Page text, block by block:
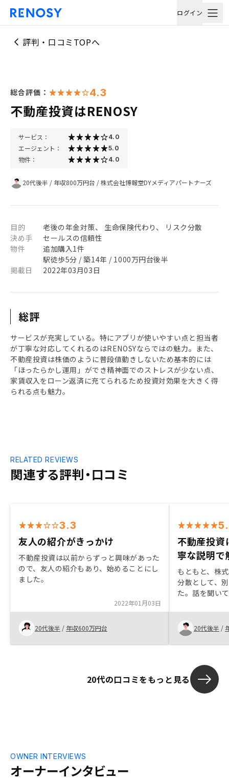
ログイン
評判・口コミTOPへ
総合評価： 4.3
不動産投資はRENOSY
サービス： 4.0
エージェント： 5.0
物件： 4.0
20代後半 / 年収800万円台 /株式会社博報堂DYメディアパートナーズ
目的
老後の年金対策、 生命保険代わり、 リスク分散
決め手
セールスの信頼性
物件
追加購入1件
駅徒歩5分 / 築14年 / 1000万円台後半
掲載日
2022年03月03日
総評
サービスが充実している。特にアプリが使いやすい点と担当者
が丁寧な対応してくれるのはRENOSYならではの魅力。また、
不動産投資は株価のように普段値動きしないため基本的には
「ほったらかし運用」ができ精神面でのストレスが少ない点、
家賃収入をローン返済に充てられるため投資対効果を大きく得
られる点も魅力。
関連する評判・口コミ
RELATED REVIEWS
3.3
友人の紹介がきっかけ
不動産投資は以前からずっと興味があった
ので、友人の紹介もあり、始めることにし
ました。
2022年01月03日
20代後半 / 年収600万円台
不動産投資
寧な説明で
もともと、株
分散として、
た。話を聞い
方の説明がわ
に感じた箇所
20代後半 /
20代の口コミをもっと見る
オーナーインタビュー
OWNER INTERVIEWS